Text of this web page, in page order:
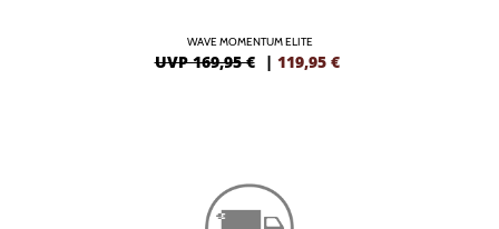
WAVE MOMENTUM ELITE
UVP 169,95 € | 119,95 €